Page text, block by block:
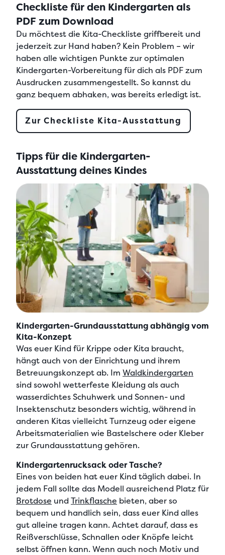
Checkliste für den Kindergarten als
PDF zum Download
Du möchtest die Kita-Checkliste griffbereit und
jederzeit zur Hand haben? Kein Problem – wir
haben alle wichtigen Punkte zur optimalen
Kindergarten-Vorbereitung für dich als PDF zum
Ausdrucken zusammengestellt. So kannst du
ganz bequem abhaken, was bereits erledigt ist.
Zur Checkliste Kita-Ausstattung
Tipps für die Kindergarten-
Ausstattung deines Kindes
Kindergarten-Grundausstattung abhängig vom
Kita-Konzept
Was euer Kind für Krippe oder Kita braucht,
hängt auch von der Einrichtung und ihrem
Betreuungskonzept ab. Im Waldkindergarten
sind sowohl wetterfeste Kleidung als auch
wasserdichtes Schuhwerk und Sonnen- und
Insektenschutz besonders wichtig, während in
anderen Kitas vielleichtTurnzeug oder eigene
Arbeitsmaterialien wie Bastelschere oder Kleber
zur Grundausstattung gehören.
Kindergartenrucksack oder Tasche?
Eines von beiden hat euer Kind täglich dabei. In
jedem Fall sollte das Modell ausreichend Platz für
Brotdose und Trinkflasche bieten, aber so
bequem und handlich sein, dass euer Kind alles
gut alleine tragen kann. Achtet darauf, dass es
Reißverschlüsse, Schnallen oder Knöpfe leicht
selbst öffnen kann. Wenn auch noch Motiv und